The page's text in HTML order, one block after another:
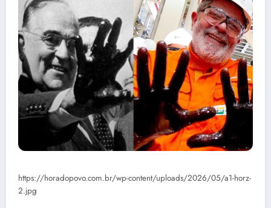
https://horadopovo.com.br/wp-content/uploads/2026/05/a1-horz-
2.jpg